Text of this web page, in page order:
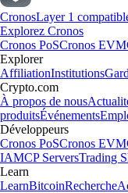
CronosLayer 1
Explorez Cronos
Cronos PoSCronos EVM
Explorer
AffiliationInstitutions
Crypto.com
À propos de nous
produitsÉvénements
Développeurs
Cronos PoSCronos EVM
IAMCP ServersTrading
Learn
LearnBitcoinRecherche